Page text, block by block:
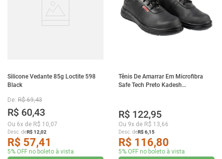
Silicone Vedante 85g Loctite 598
Black
De: R$ 69,43
R$ 60,43
Ou 6x de R$ 10,07
Desc. deR$12,02
R$ 57,41
5% OFF no boleto à vista
Tênis De Amarrar Em Microfibra
Safe Tech Preto Kadesh
R$ 122,95
Ou 9x de R$ 13,66
Desc. deR$6,15
R$ 116,80
5% OFF no boleto à vista